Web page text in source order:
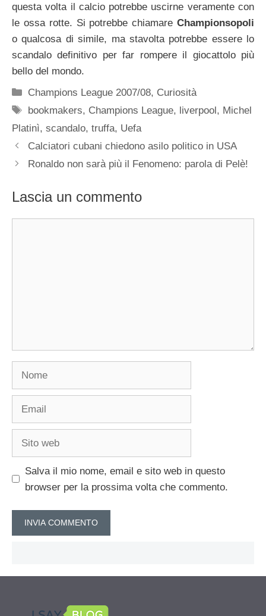
questa volta il calcio potrebbe uscirne veramente con
le ossa rotte. Si potrebbe chiamare Championsopoli
o qualcosa di simile, ma stavolta potrebbe essere lo
scandalo definitivo per far rompere il giocattolo più
bello del mondo.
Categorie
Champions League 2007/08, Curiosità
Tag
bookmakers, Champions League, liverpool, Michel
Platinì, scandalo, truffa, Uefa
Calciatori cubani chiedono asilo politico in USA
Ronaldo non sarà più il Fenomeno: parola di Pelè!
Lascia un commento
Salva il mio nome, email e sito web in questo
browser per la prossima volta che commento.